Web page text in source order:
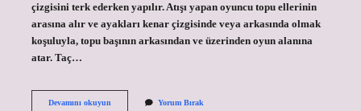
çizgisini terk ederken yapılır. Atışı yapan oyuncu topu ellerinin
arasına alır ve ayakları kenar çizgisinde veya arkasında olmak
koşuluyla, topu başının arkasından ve üzerinden oyun alanına
atar. Taç…
Devamını okuyunFutbol
Yorum Bırak